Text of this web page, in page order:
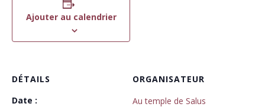
Ajouter au calendrier
DÉTAILS
Date :
ORGANISATEUR
Au temple de Salus